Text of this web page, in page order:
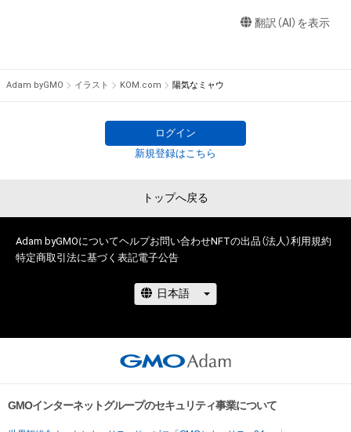
アイテムの保有者が有する権利」の範囲を超えた行為、知的財産
せん。)を行うことはできません。
・本アイテムに関する創作物の利用については、公序良俗や法令
Instagram
www.instagram.com/kom__art.jp/
翻訳（AI）を表示
Adam byGMO イラスト KOM.com 陽気なミャウ
ログイン
新規登録はこちら
トップへ戻る
Adam byGMOについてヘルプお問い合わせNFTの出品（法人）利用規約
特定商取引法に基づく表記電子公告
GMOインターネットグループのセキュリティ事業について